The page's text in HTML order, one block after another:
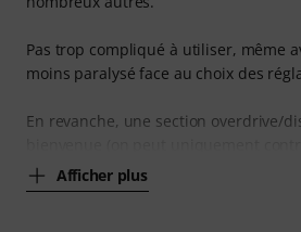
Pas trop compliqué à utiliser, même
moins paralysé face au choix des
En revanche, une section overdrive/
Afficher plus